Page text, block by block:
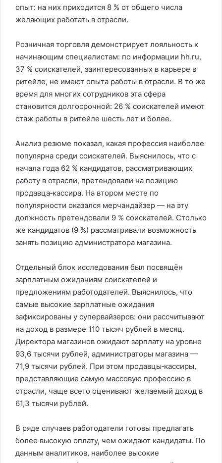
опыт: на них приходится 8 % от общего числа
желающих работать в отрасли.
Розничная торговля демонстрирует лояльность к
начинающим специалистам: по информации hh.ru,
37 % соискателей, заинтересованных в карьере в
ритейле, не имеют опыта работы в отрасли. В то же
время для многих сотрудников эта сфера
становится долгосрочной: 26 % соискателей имеют
стаж работы в ритейле шесть лет и более.
Анализ резюме показал, какая профессия наиболее
популярна среди соискателей. Выяснилось, что с
начала года 62 % кандидатов, рассматривающих
работу в отрасли, претендовали на позицию
продавца‑кассира. На втором месте по
популярности оказался мерчандайзер — на эту
должность претендовали 9 % соискателей. Столько
же кандидатов (9 %) рассматривали возможность
занять позицию администратора магазина.
Отдельный блок исследования был посвящён
зарплатным ожиданиям соискателей и
предложениям работодателей. Выяснилось, что
самые высокие зарплатные ожидания
зафиксированы у супервайзеров: они рассчитывают
на доход в размере 110 тысяч рублей в месяц.
Директора магазинов ожидают зарплату на уровне
93,6 тысячи рублей, администраторы магазина —
71,9 тысячи рублей. При этом продавцы‑кассиры,
представляющие самую массовую профессию в
отрасли, чаще всего оценивают желаемый доход в
61,3 тысячи рублей.
В ряде случаев работодатели готовы предлагать
более высокую оплату, чем ожидают кандидаты. По
данным аналитиков, наиболее высокие